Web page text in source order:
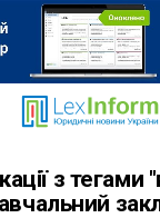
з тегами